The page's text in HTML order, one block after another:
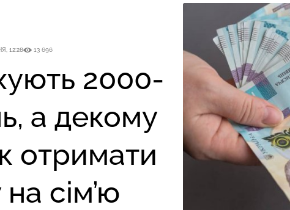
12:28 13 696
2000-
а декому
отримати
сім’ю